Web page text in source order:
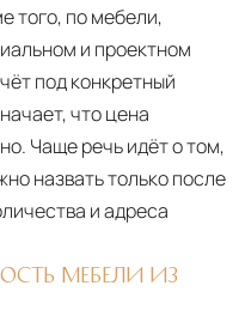
того, по мебели,
и проектном
под конкретный
что цена
Чаще речь идёт о том,
назвать только после
и адреса
МЕБЕЛИ ИЗ